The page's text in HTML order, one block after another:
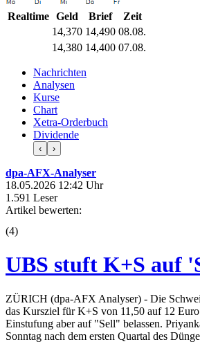
Realtime Geld Brief
Zeit
14,370 14,490 08.08.
14,380 14,400 07.08.
Nachrichten
Analysen
Kurse
Chart
Xetra-Orderbuch
Dividende
‹ ›
dpa-AFX-Analyser
18.05.2026 12:42 Uhr
1.591 Leser
Artikel bewerten:
(4)
UBS stuft K+S auf
ZÜRICH (dpa-AFX Analyser) - Die
das Kursziel für K+S von 11,50 auf 12
Einstufung aber auf "Sell" belassen.
Sonntag nach dem ersten Quartal des